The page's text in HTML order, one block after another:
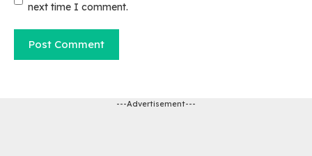
next time I comment.
---Advertisement---